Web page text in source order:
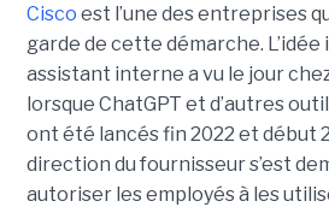
Cisco est l’une des entreprises
garde de cette démarche. L’idée
assistant interne a vu le jour
lorsque ChatGPT et d’autres
ont été lancés fin 2022 et début
direction du fournisseur s’est
autoriser les employés à les